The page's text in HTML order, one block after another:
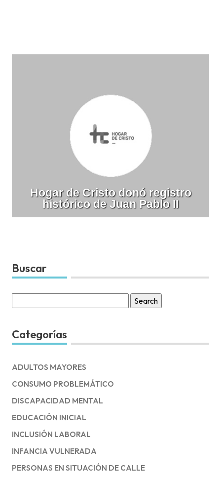
Hogar de Cristo donó registro
histórico de Juan Pablo II
Buscar
for:
Categorías
ADULTOS MAYORES
CONSUMO PROBLEMÁTICO
DISCAPACIDAD MENTAL
EDUCACIÓN INICIAL
INCLUSIÓN LABORAL
INFANCIA VULNERADA
PERSONAS EN SITUACIÓN DE CALLE